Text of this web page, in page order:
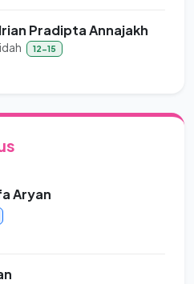
Pradipta Annajakh
12-15
Aryan